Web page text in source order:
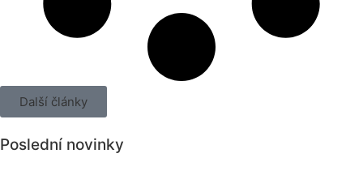
Další články
Poslední novinky